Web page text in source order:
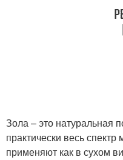
Зола – это натуральная
практически весь
применяют как в сухом